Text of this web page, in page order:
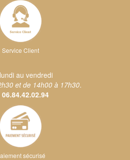
Service Client
au vendredi
et de 14h00 à 17h30.
06.84.42.02.94
sécurisé